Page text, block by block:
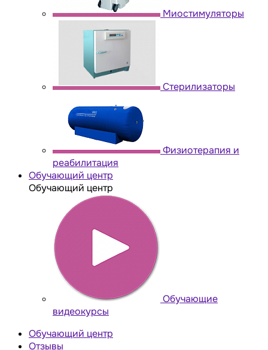
Миостимуляторы
Стерилизаторы
Физиотерапия и
реабилитация
Обучающий центр
Обучающий центр
Обучающие
видеокурсы
Обучающий центр
Отзывы